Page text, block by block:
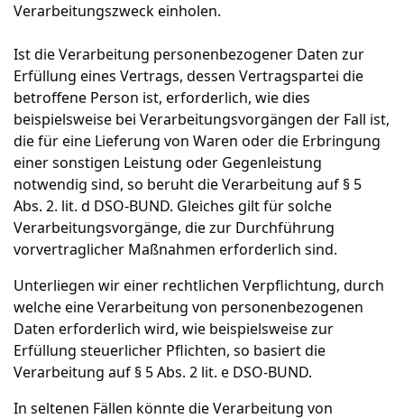
Verarbeitungszweck einholen.
Ist die Verarbeitung personenbezogener Daten zur
Erfüllung eines Vertrags, dessen Vertragspartei die
betroffene Person ist, erforderlich, wie dies
beispielsweise bei Verarbeitungsvorgängen der Fall ist,
die für eine Lieferung von Waren oder die Erbringung
einer sonstigen Leistung oder Gegenleistung
notwendig sind, so beruht die Verarbeitung auf § 5
Abs. 2. lit. d DSO-BUND. Gleiches gilt für solche
Verarbeitungsvorgänge, die zur Durchführung
vorvertraglicher Maßnahmen erforderlich sind.
Unterliegen wir einer rechtlichen Verpflichtung, durch
welche eine Verarbeitung von personenbezogenen
Daten erforderlich wird, wie beispielsweise zur
Erfüllung steuerlicher Pflichten, so basiert die
Verarbeitung auf § 5 Abs. 2 lit. e DSO-BUND.
In seltenen Fällen könnte die Verarbeitung von